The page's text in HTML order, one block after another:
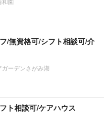
/無資格可/シフト相談可/介
ーデンさがみ湖
ト相談可/ケアハウス